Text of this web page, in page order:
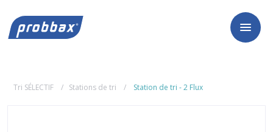
Tri SÉLECTIF Stations de tri Station de tri - 2 Flux